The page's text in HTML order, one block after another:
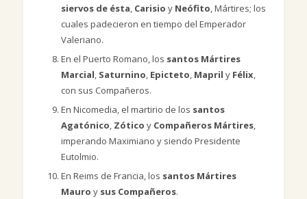
siervos de ésta, Carisio y Neófito, Mártires; los
cuales padecieron en tiempo del Emperador
Valeriano.
En el Puerto Romano, los santos Mártires
Marcial, Saturnino, Epicteto, Mapril y Félix,
con sus Compañeros.
En Nicomedia, el martirio de los santos
Agatónico, Zótico y Compañeros Mártires,
imperando Maximiano y siendo Presidente
Eutolmio.
En Reims de Francia, los santos Mártires
Mauro y sus Compañeros.